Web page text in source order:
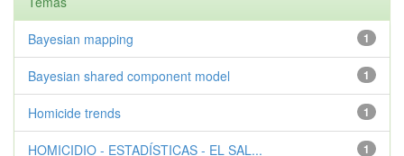
1
Bayesian mapping
1
Bayesian shared component model
1
Homicide trends
1
HOMICIDIO - ESTADÍSTICAS - EL SAL...